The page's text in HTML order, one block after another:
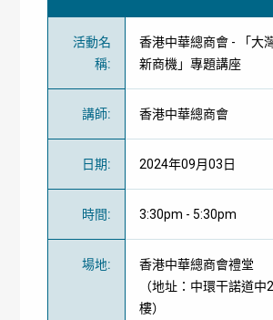
活動名
稱:
香港中華總商會 - 「大
新商機」專題講座
講師: 香港中華總商會
日期: 2024年09月03日
時間: 3:30pm - 5:30pm
場地:
香港中華總商會禮堂
（地址：中環干諾道
樓）